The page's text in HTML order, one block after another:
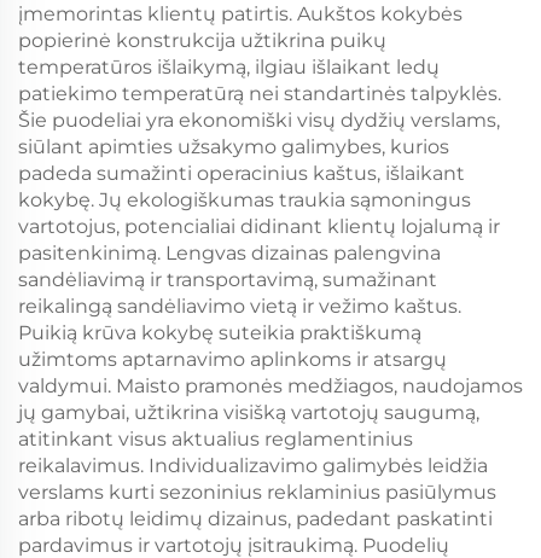
įmemorintas klientų patirtis. Aukštos kokybės
popierinė konstrukcija užtikrina puikų
temperatūros išlaikymą, ilgiau išlaikant ledų
patiekimo temperatūrą nei standartinės talpyklės.
Šie puodeliai yra ekonomiški visų dydžių verslams,
siūlant apimties užsakymo galimybes, kurios
padeda sumažinti operacinius kaštus, išlaikant
kokybę. Jų ekologiškumas traukia sąmoningus
vartotojus, potencialiai didinant klientų lojalumą ir
pasitenkinimą. Lengvas dizainas palengvina
sandėliavimą ir transportavimą, sumažinant
reikalingą sandėliavimo vietą ir vežimo kaštus.
Puikią krūva kokybę suteikia praktiškumą
užimtoms aptarnavimo aplinkoms ir atsargų
valdymui. Maisto pramonės medžiagos, naudojamos
jų gamybai, užtikrina visišką vartotojų saugumą,
atitinkant visus aktualius reglamentinius
reikalavimus. Individualizavimo galimybės leidžia
verslams kurti sezoninius reklaminius pasiūlymus
arba ribotų leidimų dizainus, padedant paskatinti
pardavimus ir vartotojų įsitraukimą. Puodelių